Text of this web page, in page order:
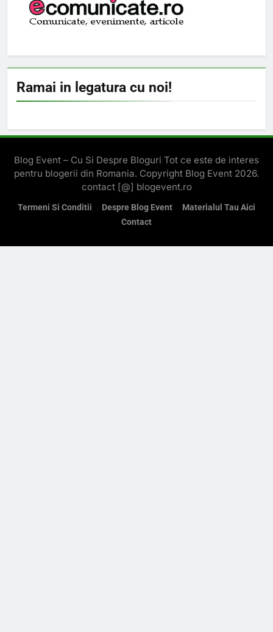
Ramai in legatura cu noi!
Blog Event – Cu Si Despre Bloguri Tot ce este de interes
pentru blogerii din Romania. Copyright Blog Event 2026.
contact [@] blogevent.ro
Termeni Si Conditii Despre Blog Event
Materialul Tau Aici
Contact